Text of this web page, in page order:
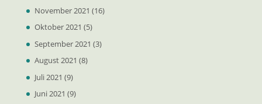
November 2021 (16)
Oktober 2021 (5)
September 2021 (3)
August 2021 (8)
Juli 2021 (9)
Juni 2021 (9)